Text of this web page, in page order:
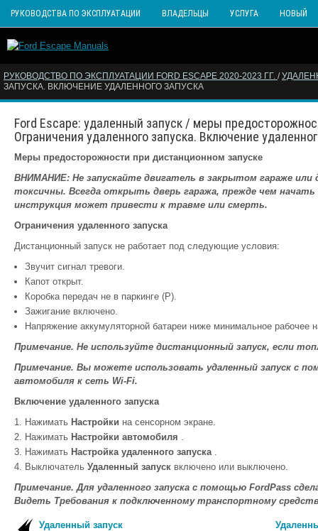
РУКОВОДСТВА ПО ЭКСПЛУАТАЦИИ ВЛАДЕЛЬЦЫ УСЛУГА НОВЫЙ
РУКОВОДСТВО ПО ЭКСПЛУАТАЦИИ FORD ESCAPE 2020-2023 ГГ. /
ЗАПУСКА. ВКЛЮЧЕНИЕ УДАЛЕННОГО ЗАПУСКА
Ford Escape: удаленный запуск / меры
Ограничения удаленного запуска. Включение
Меры предосторожности при дистанционном запуске
ВНИМАНИЕ: Не запускайте двигатель в закрытом гараже
токсичны. Всегда открыть дверь гаража, прежде чем
инструкция может привести к травме или смерть.
Ограничения удаленного запуска
Дистанционный запуск не работает под следующие условия:
Звучит сигнал тревоги.
Капот открыт.
Коробка передач не в паркинге (P).
Зажигание включено.
Напряжение аккумуляторной батареи ниже минимальное рабочее
Примечание. Не используйте дистанционный запуск, если
Примечание. Вы можете использовать удаленный запуск с
автомобиля к сеть Wi-Fi.
Включение удаленного запуска
Нажимать Настройки на сенсорном экране.
Нажимать Настройки автомобиля .
Нажимать Настройка удаленного запуска .
Выключатель Удаленный запуск включено или выключено.
Примечание. Для удаленного запуска с помощью FordPass
Видеть Требования к подключенному транспортному
Удаленный запуск